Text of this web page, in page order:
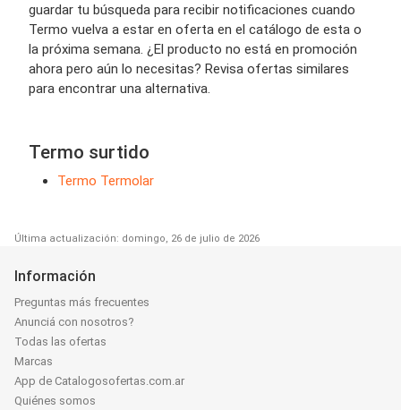
guardar tu búsqueda para recibir notificaciones cuando
Termo vuelva a estar en oferta en el catálogo de esta o
la próxima semana. ¿El producto no está en promoción
ahora pero aún lo necesitas? Revisa ofertas similares
para encontrar una alternativa.
Termo surtido
Termo Termolar
Última actualización: domingo, 26 de julio de 2026
Información
Preguntas más frecuentes
Anunciá con nosotros?
Todas las ofertas
Marcas
App de Catalogosofertas.com.ar
Quiénes somos